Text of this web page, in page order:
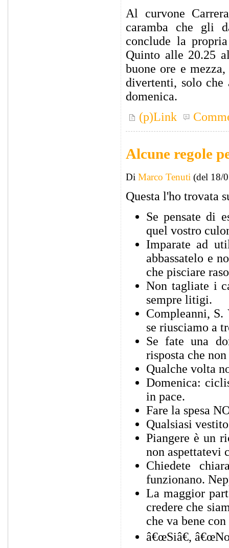
Al curvone
caramba che gli
conclude la
Quinto alle 20.25
buone ore e
divertenti, solo che
domenica.
(p)Link
Alcune regole
Di Marco Tenuti (del 18/
Questa l'ho trovata
Se pensate di
quel vostro
Imparate ad
abbassatelo e
che pisciare
Non tagliate i
sempre litigi.
Compleanni, S.
se riusciamo a
Se fate una
risposta che
Qualche volta
Domenica:
in pace.
Fare la spesa
Qualsiasi
Piangere è un
non aspettatevi
Chiedete
funzionano.
La maggior
credere che
che va bene
â€œSiâ€,